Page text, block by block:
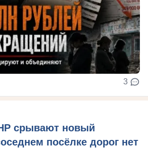
3
срывают новый
посёлке дорог нет